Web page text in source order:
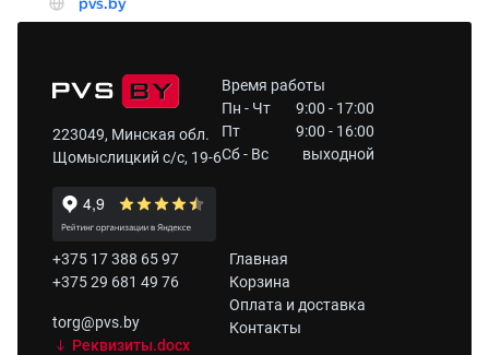
223049, Минская обл.
Щомыслицкий с/с, 19-6
Время работы
Пн - Чт
9:00 - 17:00
Пт
9:00 - 16:00
Сб - Вс
выходной
+375 17 388 65 97
+375 29 681 49 76
torg@pvs.by
Реквизиты.docx
Главная
Корзина
Оплата и доставка
Контакты